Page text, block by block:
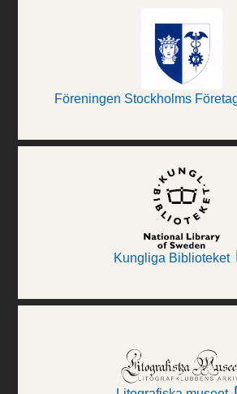
Föreningen Stockholms
Kungliga Biblioteket